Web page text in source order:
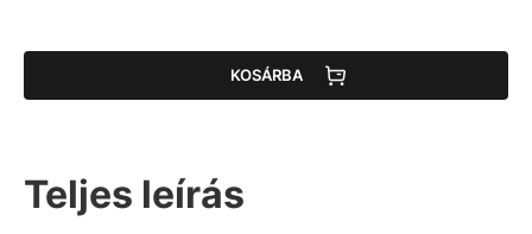
KOSÁRBA
Teljes leírás